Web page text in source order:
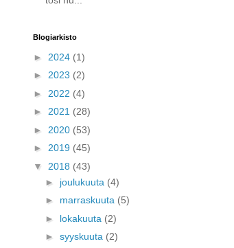
Blogiarkisto
► 2024 (1)
► 2023 (2)
► 2022 (4)
► 2021 (28)
► 2020 (53)
► 2019 (45)
▼ 2018 (43)
► joulukuuta (4)
► marraskuuta (5)
► lokakuuta (2)
► syyskuuta (2)